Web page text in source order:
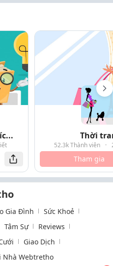
Thời
52.3k Thành viên ·
Tham gia
Gia Đình
Sức Khoẻ
Tâm Sự
Reviews
Giao Dịch
Nhà Webtretho